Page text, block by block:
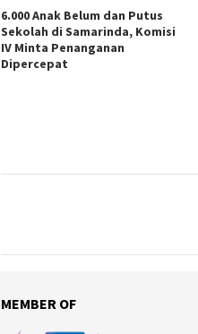
6.000 Anak Belum dan Putus
Sekolah di Samarinda, Komisi
IV Minta Penanganan
Dipercepat
MEMBER OF